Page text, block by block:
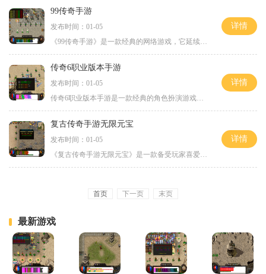
99传奇手游
发布时间：01-05
《99传奇手游》是一款经典的网络游戏，它延续了传奇系列的特色，以其丰富的玩法和精美的画面凭借着它的独特魅力吸引着广大的玩家。本文将为大家详细介绍《99传奇手游》游戏的具
详情
传奇6职业版本手游
发布时间：01-05
传奇6职业版本手游是一款经典的角色扮演游戏，以其丰富的职业系统和刺激的玩法而备受玩家喜爱。本文将为大家详细介绍该游戏的具体玩法，带您体验一个全新的传奇世界。传奇6职业
详情
复古传奇手游无限元宝
发布时间：01-05
《复古传奇手游无限元宝》是一款备受玩家喜爱的经典传奇手游。游戏独特的复古风格、丰富多样的玩法和无限元宝的魅力成为玩家们的不二选择。下面将为大家详细介绍这款游戏的具
详情
首页 下一页 末页
最新游戏